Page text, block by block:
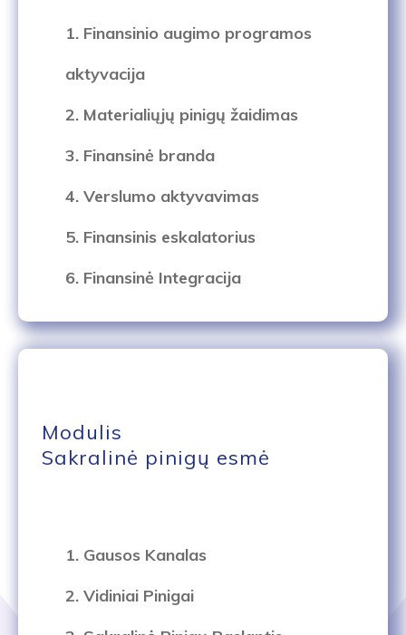
1. Finansinio augimo programos
aktyvacija
2. Materialiųjų pinigų žaidimas
3. Finansinė branda
4. Verslumo aktyvavimas
5. Finansinis eskalatorius
6. Finansinė Integracija
Modulis
Sakralinė pinigų esmė
1. Gausos Kanalas
2. Vidiniai Pinigai